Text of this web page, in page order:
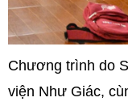
Chương trình do
viện Như Giác,